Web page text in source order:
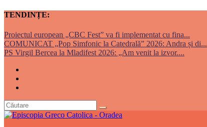
TENDINȚE:
Proiectul european „CBC Fest” va fi implementat cu fina...
COMUNICAT „Pop Simfonic la Catedrală” 2026: Andra și di...
PS Virgil Bercea la Mladifest 2026: „Am venit la izvor....